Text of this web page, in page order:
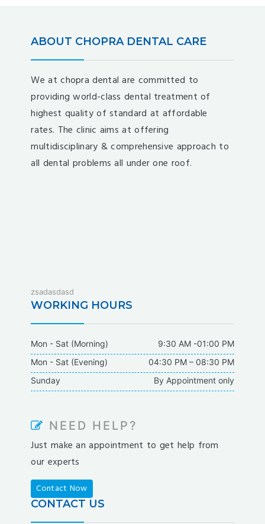
ABOUT CHOPRA DENTAL CARE
We at chopra dental are committed to
providing world-class dental treatment of
highest quality of standard at affordable
rates. The clinic aims at offering
multidisciplinary & comprehensive approach to
all dental problems all under one roof.
dodobet
oldcasino
casipol
barbibet
nesilbet
pradabet
ligobet
betebet
pumabet
yakabet
zsadasdasd
WORKING HOURS
Mon - Sat (Morning)
9:30 AM -01:00 PM
Mon - Sat (Evening)
04:30 PM – 08:30 PM
Sunday
By Appointment only
NEED HELP?
Just make an appointment to get help from
our experts
Contact Now
CONTACT US